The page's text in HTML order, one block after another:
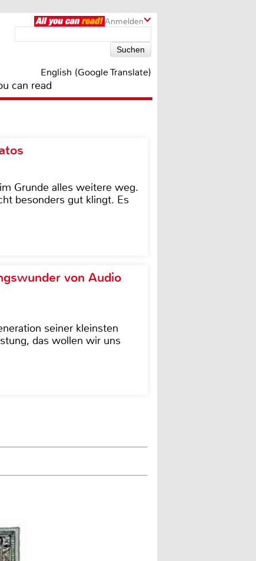
Anmelden
English (Google Translate)
can read
Grunde alles weitere weg.
besonders gut klingt. Es
von Audio
seiner kleinsten
das wollen wir uns